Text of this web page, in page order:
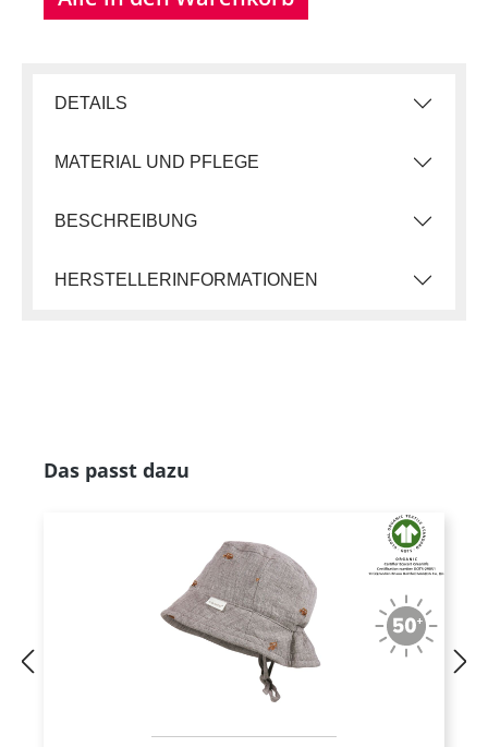
DETAILS
MATERIAL UND PFLEGE
BESCHREIBUNG
HERSTELLERINFORMATIONEN
Produktgalerie überspringen
Das passt dazu